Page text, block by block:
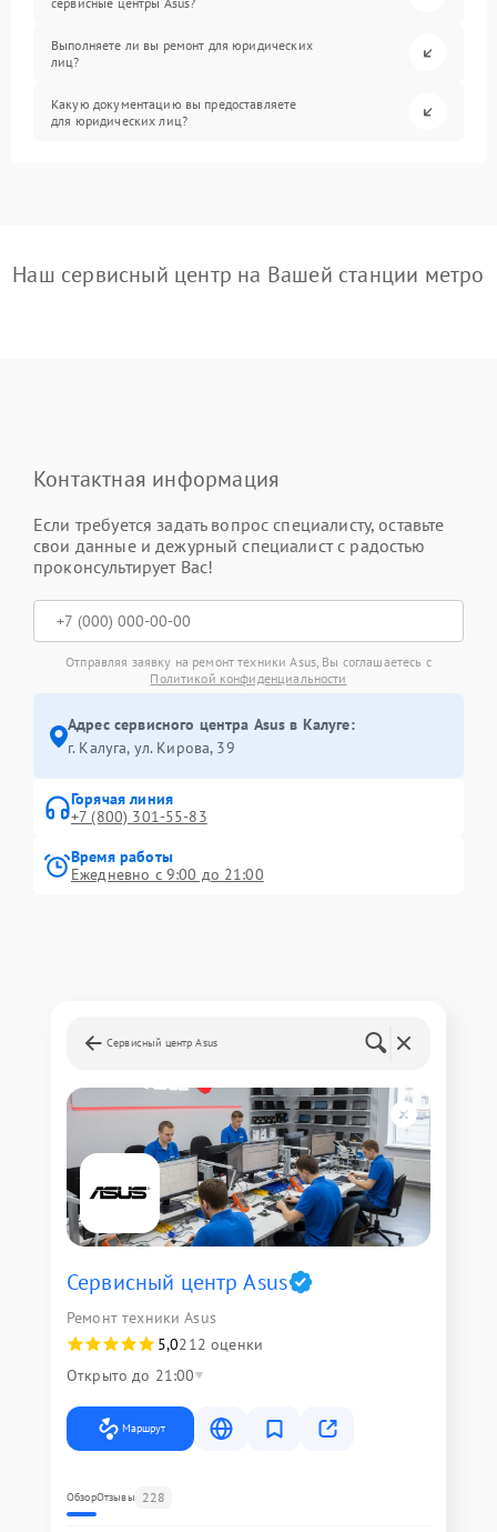
Выполняете ли вы ремонт для юридических
лиц?
Какую документацию вы предоставляете
для юридических лиц?
Наш сервисный центр на Вашей станции метро
Контактная информация
Если требуется задать вопрос специалисту, оставьте
свои данные и дежурный специалист с радостью
проконсультирует Вас!
Отправляя заявку на ремонт техники Asus, Вы соглашаетесь с
Политикой конфиденциальности
Адрес сервисного центра Asus в Калуге:
г. Калуга, ул. Кирова, 39
Горячая линия
+7 (800) 301-55-83
Время работы
Ежедневно с 9:00 до 21:00
Сервисный центр Asus
Сервисный центр Asus
Ремонт техники Asus
5,0212 оценки
Открыто до 21:00
Маршрут
ОбзорОтзывы 228